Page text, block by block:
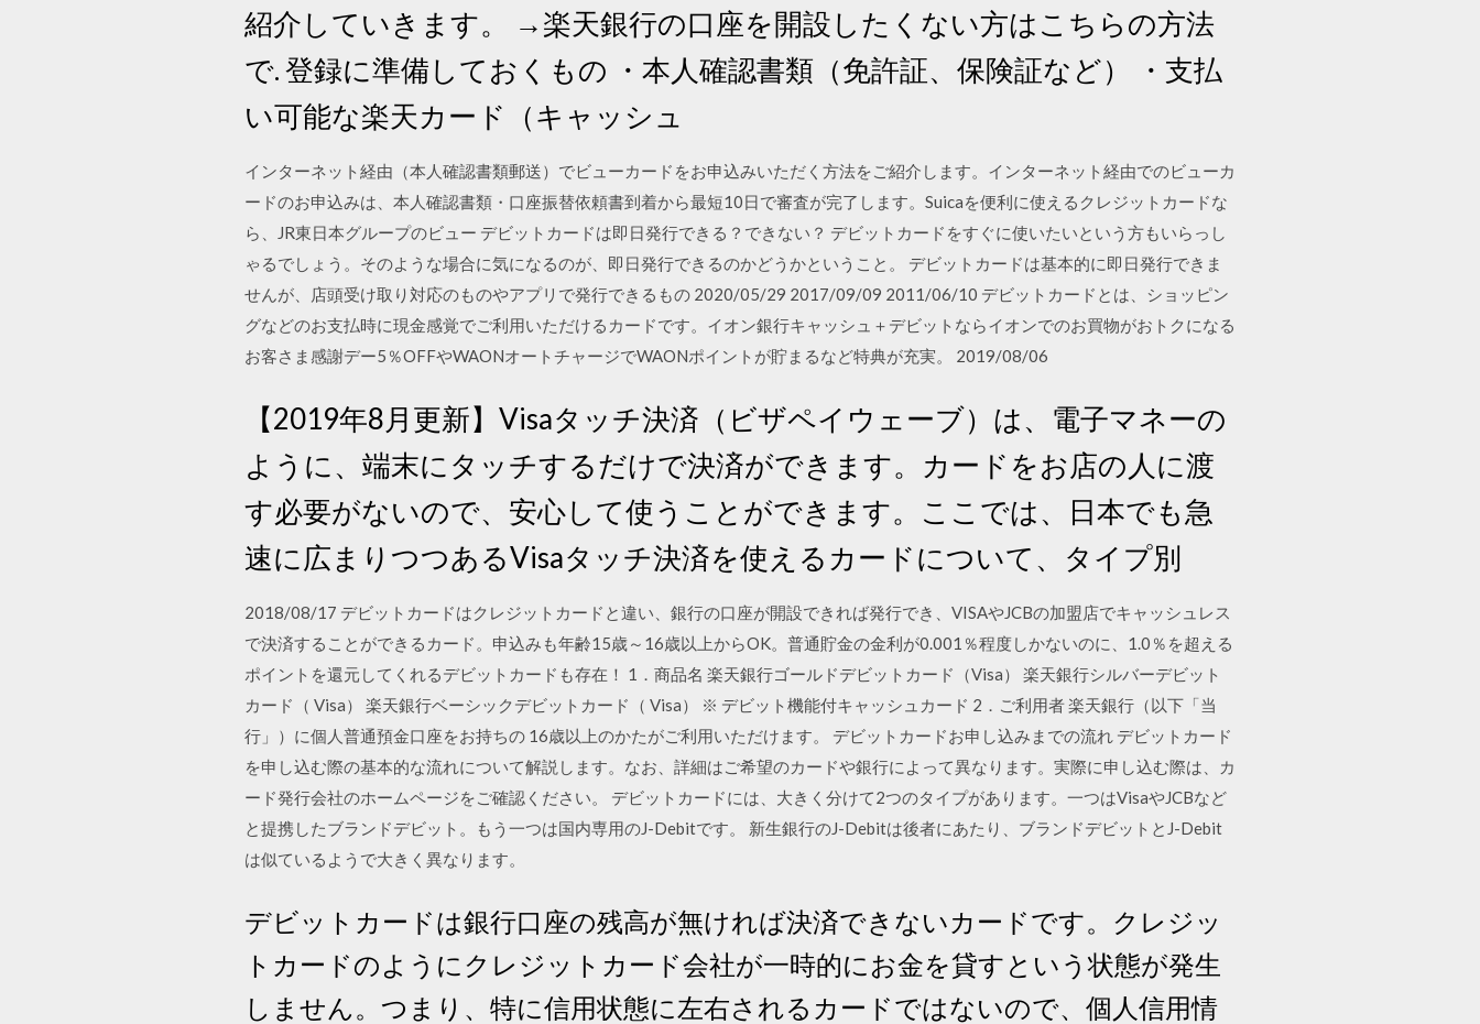
紹介していきます。 →楽天銀行の口座を開設したくない方はこちらの方法
で. 登録に準備しておくもの ・本人確認書類（免許証、保険証など） ・支払
い可能な楽天カード（キャッシュ
インターネット経由（本人確認書類郵送）でビューカードをお申込みいただく方法をご紹介します。インターネット経由でのビューカ
ードのお申込みは、本人確認書類・口座振替依頼書到着から最短10日で審査が完了します。Suicaを便利に使えるクレジットカードな
ら、JR東日本グループのビュー デビットカードは即日発行できる？できない？ デビットカードをすぐに使いたいという方もいらっし
ゃるでしょう。そのような場合に気になるのが、即日発行できるのかどうかということ。 デビットカードは基本的に即日発行できま
せんが、店頭受け取り対応のものやアプリで発行できるもの 2020/05/29 2017/09/09 2011/06/10 デビットカードとは、ショッピン
グなどのお支払時に現金感覚でご利用いただけるカードです。イオン銀行キャッシュ＋デビットならイオンでのお買物がおトクになる
お客さま感謝デー5％OFFやWAONオートチャージでWAONポイントが貯まるなど特典が充実。 2019/08/06
【2019年8月更新】Visaタッチ決済（ビザペイウェーブ）は、電子マネーの
ように、端末にタッチするだけで決済ができます。カードをお店の人に渡
す必要がないので、安心して使うことができます。ここでは、日本でも急
速に広まりつつあるVisaタッチ決済を使えるカードについて、タイプ別
2018/08/17 デビットカードはクレジットカードと違い、銀行の口座が開設できれば発行でき、VISAやJCBの加盟店でキャッシュレス
で決済することができるカード。申込みも年齢15歳～16歳以上からOK。普通貯金の金利が0.001％程度しかないのに、1.0％を超える
ポイントを還元してくれるデビットカードも存在！ 1．商品名 楽天銀行ゴールドデビットカード（Visa） 楽天銀行シルバーデビット
カード（ Visa） 楽天銀行ベーシックデビットカード（ Visa） ※ デビット機能付キャッシュカード 2．ご利用者 楽天銀行（以下「当
行」）に個人普通預金口座をお持ちの 16歳以上のかたがご利用いただけます。 デビットカードお申し込みまでの流れ デビットカード
を申し込む際の基本的な流れについて解説します。なお、詳細はご希望のカードや銀行によって異なります。実際に申し込む際は、カ
ード発行会社のホームページをご確認ください。 デビットカードには、大きく分けて2つのタイプがあります。一つはVisaやJCBなど
と提携したブランドデビット。もう一つは国内専用のJ-Debitです。 新生銀行のJ-Debitは後者にあたり、ブランドデビットとJ-Debit
は似ているようで大きく異なります。
デビットカードは銀行口座の残高が無ければ決済できないカードです。クレジッ
トカードのようにクレジットカード会社が一時的にお金を貸すという状態が発生
しません。つまり、特に信用状態に左右されるカードではないので、個人信用情